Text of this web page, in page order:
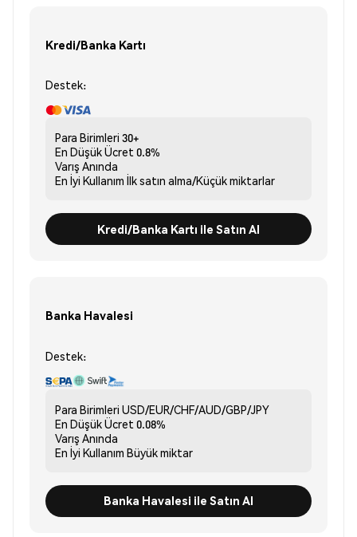
Kredi/Banka Kartı
Destek:
Para Birimleri 30+
En Düşük Ücret 0.8%
Varış Anında
En İyi Kullanım İlk satın alma/Küçük miktarlar
Kredi/Banka Kartı ile Satın Al
Banka Havalesi
Destek:
Para Birimleri USD/EUR/CHF/AUD/GBP/JPY
En Düşük Ücret 0.08%
Varış Anında
En İyi Kullanım Büyük miktar
Banka Havalesi ile Satın Al